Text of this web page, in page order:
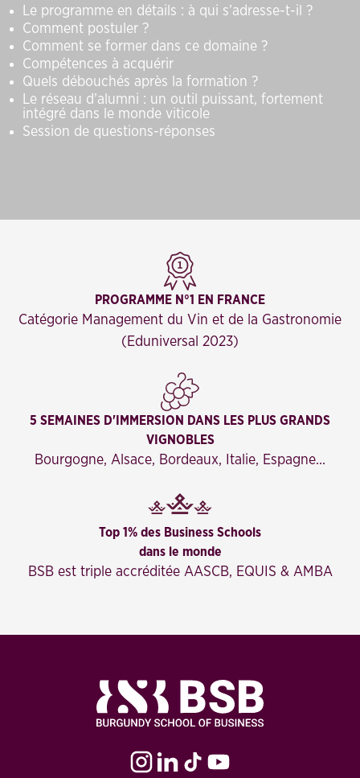
Le programme en détails : à qui s’adresse-t-il ?
Comment postuler ?
Comment se former dans ce domaine ?
Compétences à acquérir
Quels débouchés après la formation ?
Le réseau d’alumni : un outil puissant, fortement
intégré dans le monde viticole
Session de questions-réponses
PROGRAMME N°1 EN FRANCE
Catégorie Management du Vin et de la Gastronomie
(Eduniversal 2023)
5 SEMAINES D'IMMERSION DANS LES PLUS GRANDS
VIGNOBLES
Bourgogne, Alsace, Bordeaux, Italie, Espagne...
Top 1% des Business Schools
dans le monde
BSB est triple accréditée AASCB, EQUIS & AMBA